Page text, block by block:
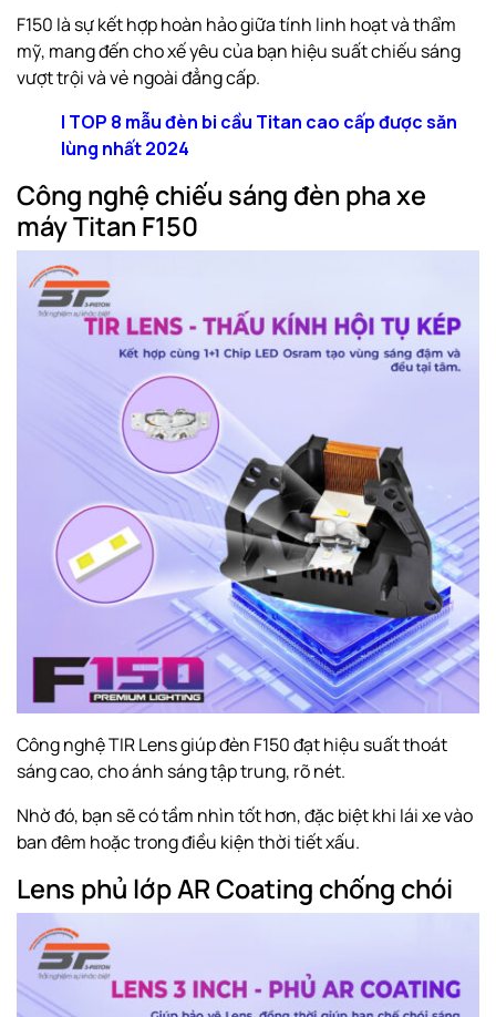
F150 là sự kết hợp hoàn hảo giữa tính linh hoạt và thẩm
mỹ, mang đến cho xế yêu của bạn hiệu suất chiếu sáng
vượt trội và vẻ ngoài đẳng cấp.
| TOP 8 mẫu đèn bi cầu Titan cao cấp được săn
lùng nhất 2024
Công nghệ chiếu sáng đèn pha xe
máy Titan F150
Công nghệ TIR Lens giúp đèn F150 đạt hiệu suất thoát
sáng cao, cho ánh sáng tập trung, rõ nét.
Nhờ đó, bạn sẽ có tầm nhìn tốt hơn, đặc biệt khi lái xe vào
ban đêm hoặc trong điều kiện thời tiết xấu.
Lens phủ lớp AR Coating chống chói